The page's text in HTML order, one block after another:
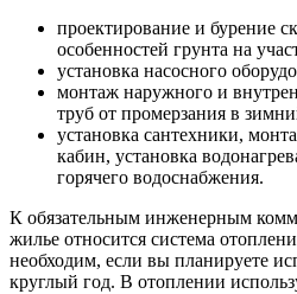
проектирование и бурение
особенностей грунта на
установка насосного
монтаж наружного и
труб от промерзания в
установка сантехники,
кабин, установка
горячего водоснабжения.
К обязательным инженерным
жилье относится система
необходим, если вы планируете
круглый год. В отоплении